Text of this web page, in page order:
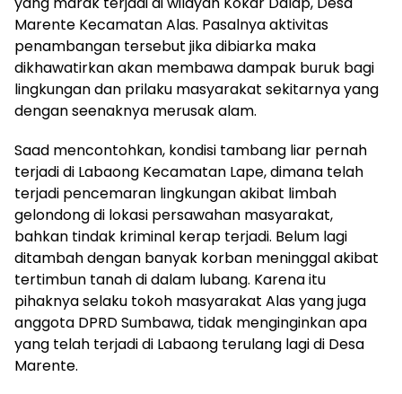
Marente Kecamatan Alas. Pasalnya aktivitas
penambangan tersebut jika dibiarka maka
dikhawatirkan akan membawa dampak buruk bagi
lingkungan dan prilaku masyarakat sekitarnya yang
dengan seenaknya merusak alam.
Saad mencontohkan, kondisi tambang liar pernah
terjadi di Labaong Kecamatan Lape, dimana telah
terjadi pencemaran lingkungan akibat limbah
gelondong di lokasi persawahan masyarakat,
bahkan tindak kriminal kerap terjadi. Belum lagi
ditambah dengan banyak korban meninggal akibat
tertimbun tanah di dalam lubang. Karena itu
pihaknya selaku tokoh masyarakat Alas yang juga
anggota DPRD Sumbawa, tidak menginginkan apa
yang telah terjadi di Labaong terulang lagi di Desa
Marente.